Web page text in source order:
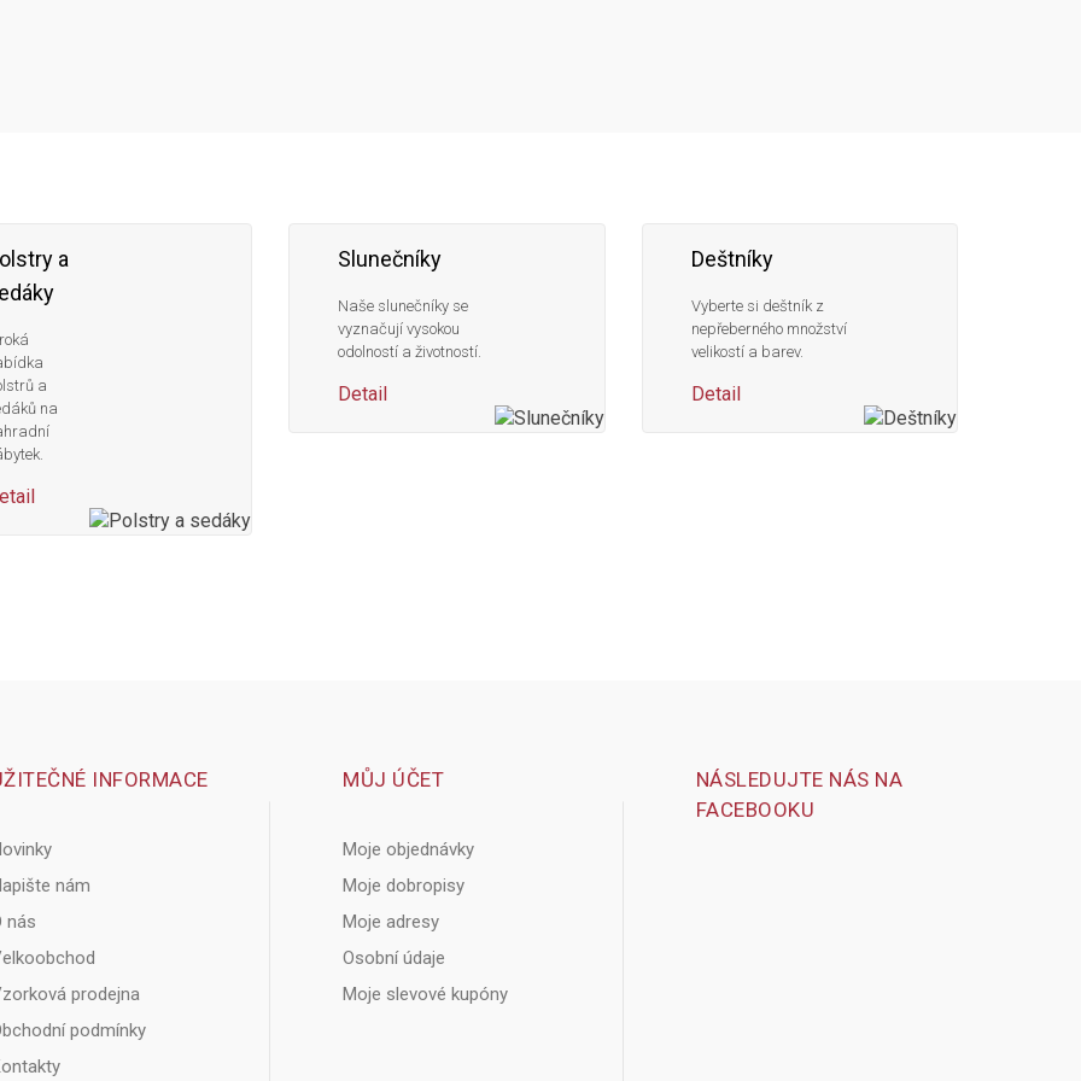
a
a
na
Slunečníky
Naše slunečníky se
vyznačují vysokou
odolností a životností.
Detail
Deštníky
Vyberte si deštník z
nepřeberného množství
velikostí a barev.
Detail
INFORMACE
nám
nás
prodejna
podmínky
MŮJ ÚČET
Moje objednávky
Moje dobropisy
Moje adresy
Osobní údaje
Moje slevové kupóny
NÁSLEDUJTE NÁS NA
FACEBOOKU